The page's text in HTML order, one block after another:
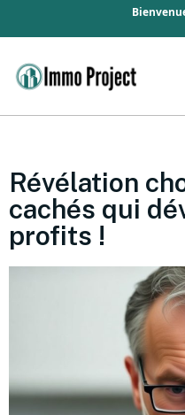
Révélation
cachés qui
profits !